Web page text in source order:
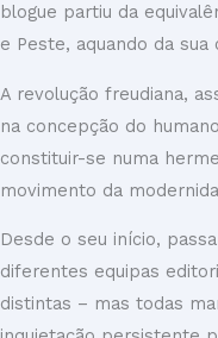
blogue partiu da
e Peste, aquando da sua
A revolução freudiana,
na concepção do
constituir-se numa
movimento da
Desde o seu início,
diferentes equipas
distintas – mas todas